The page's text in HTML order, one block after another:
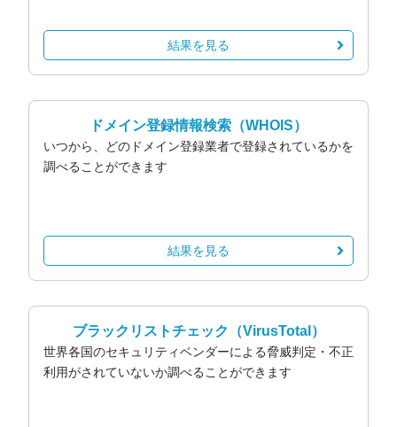
結果を見る
ドメイン登録情報検索 （WHOIS）
いつから、どのドメイン登録業者で登録されているかを
調べることができます
結果を見る
ブラックリストチェック （VirusTotal）
世界各国のセキュリティベンダーによる脅威判定・不正
利用がされていないか調べることができます